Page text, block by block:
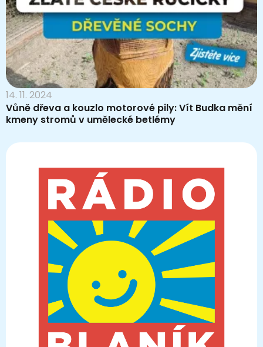
14. 11. 2024
Vůně dřeva a kouzlo motorové pily: Vít Budka mění
kmeny stromů v umělecké betlémy